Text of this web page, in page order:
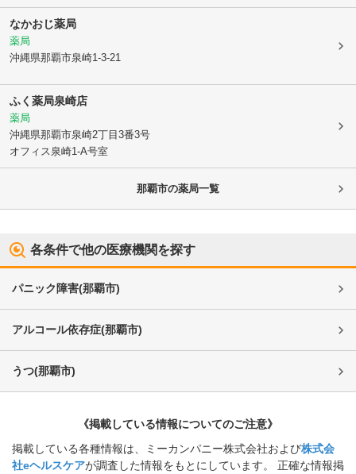
なかおじ薬局
薬局
沖縄県那覇市泉崎1-3-21
ふく薬局泉崎店
薬局
沖縄県那覇市泉崎2丁目3番3号
オフィス泉崎1-A号室
那覇市の薬局一覧
各条件で他の医療機関を探す
パニック障害(那覇市)
アルコール依存症(那覇市)
うつ(那覇市)
《掲載している情報についてのご注意》
掲載している各種情報は、ミーカンパニー株式会社および株式会
社eヘルスケアが調査した情報をもとにしています。 正確な情報掲